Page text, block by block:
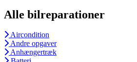
Alle bilreparationer
Aircondition
Andre opgaver
Anhængertræk